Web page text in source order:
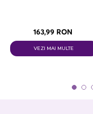
163,99 RON
VEZI MAI MULTE